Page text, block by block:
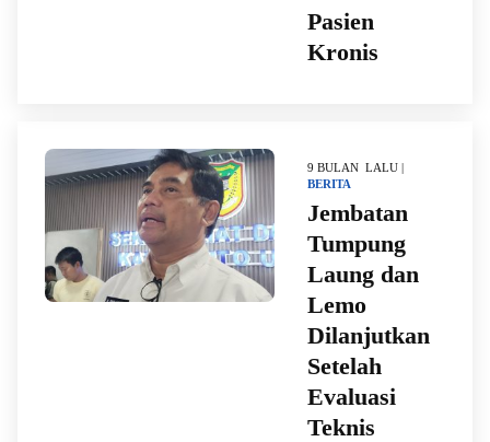
Pasien
Kronis
9 BULAN LALU |
BERITA
Jembatan
Tumpung
Laung dan
Lemo
Dilanjutkan
Setelah
Evaluasi
Teknis